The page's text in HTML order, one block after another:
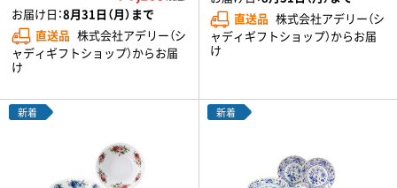
お届け日：8月31日（月）まで
直送品 株式会社アデリー（シ
ャディギフトショップ）からお届
け
直送品 株式会社アデリー（シ
ャディギフトショップ）からお届
け
新着 新着